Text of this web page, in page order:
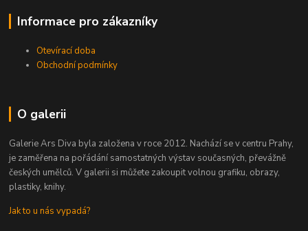
Informace pro zákazníky
Otevírací doba
Obchodní podmínky
O galerii
Galerie Ars Diva byla založena v roce 2012. Nachází se v centru Prahy,
je zaměřena na pořádání samostatných výstav současných, převážně
českých umělců. V galerii si můžete zakoupit volnou grafiku, obrazy,
plastiky, knihy.
Jak to u nás vypadá?